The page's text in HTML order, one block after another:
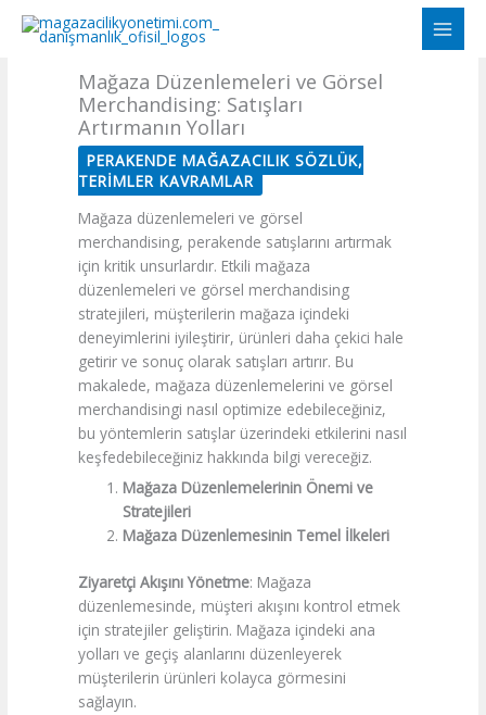
İçeriğe
atla
Mağaza Düzenlemeleri ve Görsel
Merchandising: Satışları
Artırmanın Yolları
PERAKENDE MAĞAZACILIK SÖZLÜK,
TERIMLER KAVRAMLAR
Mağaza düzenlemeleri ve görsel
merchandising, perakende satışlarını artırmak
için kritik unsurlardır. Etkili mağaza
düzenlemeleri ve görsel merchandising
stratejileri, müşterilerin mağaza içindeki
deneyimlerini iyileştirir, ürünleri daha çekici hale
getirir ve sonuç olarak satışları artırır. Bu
makalede, mağaza düzenlemelerini ve görsel
merchandisingi nasıl optimize edebileceğiniz,
bu yöntemlerin satışlar üzerindeki etkilerini nasıl
keşfedebileceğiniz hakkında bilgi vereceğiz.
Mağaza Düzenlemelerinin Önemi ve
Stratejileri
Mağaza Düzenlemesinin Temel İlkeleri
Ziyaretçi Akışını Yönetme: Mağaza
düzenlemesinde, müşteri akışını kontrol etmek
için stratejiler geliştirin. Mağaza içindeki ana
yolları ve geçiş alanlarını düzenleyerek
müşterilerin ürünleri kolayca görmesini
sağlayın.